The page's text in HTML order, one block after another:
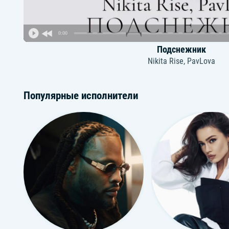
0:00
Подснежник
Nikita Rise, PavLova
Популярные исполнители